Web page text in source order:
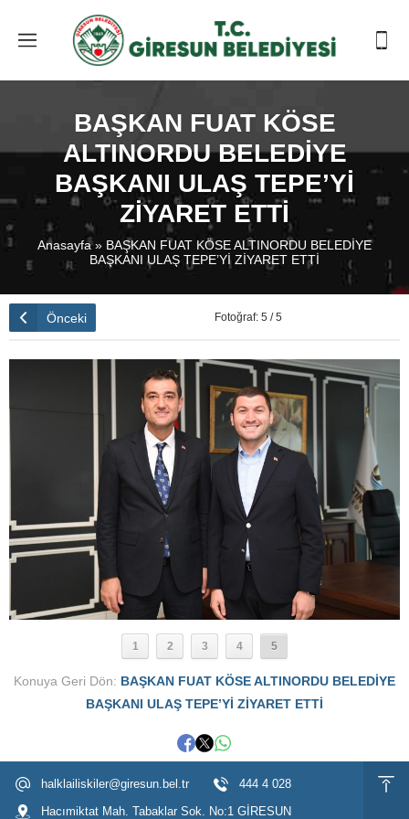
BAŞKAN FUAT KÖSE
ALTINORDU BELEDİYE
BAŞKANI ULAŞ TEPE’Yİ
ZİYARET ETTİ
Anasayfa» BAŞKAN FUAT KÖSE ALTINORDU BELEDİYE
BAŞKANI ULAŞ TEPE’Yİ ZİYARET ETTİ
Önceki Fotoğraf: 5 / 5
1 2 3 4 5
Konuya Geri Dön: BAŞKAN FUAT KÖSE ALTINORDU BELEDİYE
BAŞKANI ULAŞ TEPE’Yİ ZİYARET ETTİ
halklailiskiler@giresun.bel.tr
444 4 028
Hacımiktat Mah. Tabaklar Sok. No:1 GİRESUN